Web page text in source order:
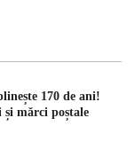
170 de ani!
mărci poștale